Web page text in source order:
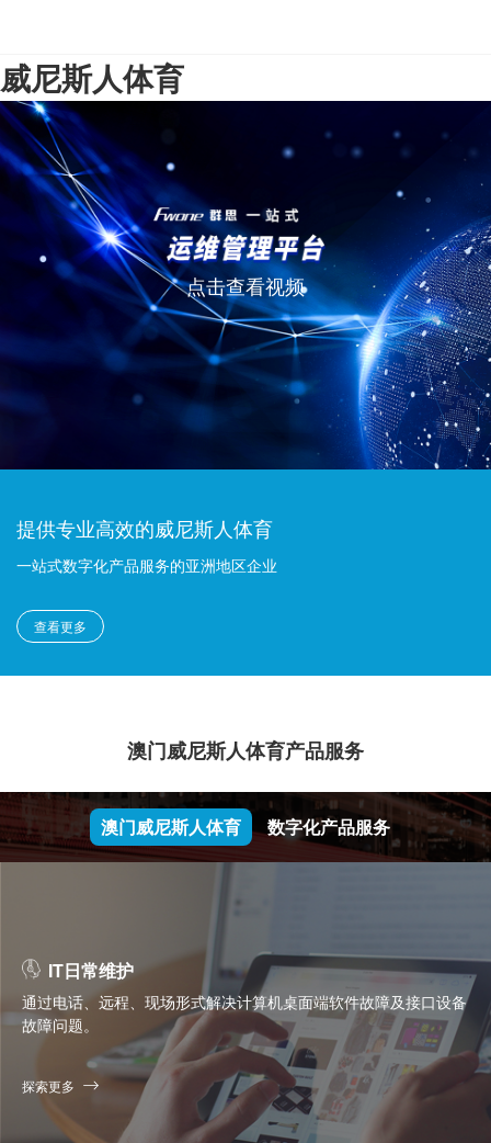
威尼斯人体育
点击查看视频
提供专业高效的威尼斯人体育
一站式数字化产品服务的亚洲地区企业
查看更多
澳门威尼斯人体育产品服务
澳门威尼斯人体育 数字化产品服务
IT日常维护
通过电话、远程、现场形式解决计算机桌面端软件故障及接口设备
故障问题。
探索更多